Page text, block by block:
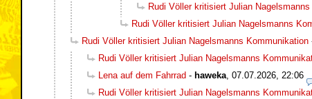
Rudi Völler kritisiert Julian
Rudi Völler kritisiert Julian Nagelsmanns
Rudi Völler kritisiert Julian Nagelsmanns Kommunikation
Rudi Völler kritisiert Julian Nagelsmanns
Lena auf dem Fahrrad - haweka 07.07.2026, 22:06
Rudi Völler kritisiert Julian Nagelsmanns